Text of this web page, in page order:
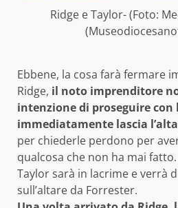
Ridge e Taylor- (Foto:
Ebbene, la cosa farà fermare
Ridge, il noto imprenditore
intenzione di proseguire
immediatamente lascia
per chiederle perdono per
qualcosa che non ha mai
Taylor sarà in lacrime e verrà
sull’altare da Forrester.